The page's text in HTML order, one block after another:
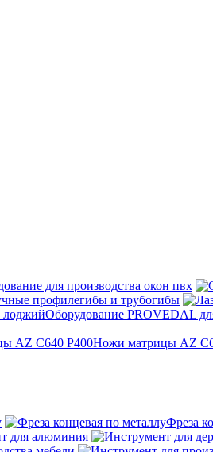
для производства окон пвх
профилегибы и трубогибы
Оборудование PROVEDAL
Ножи матрицы AZ
Фреза
для алюминия